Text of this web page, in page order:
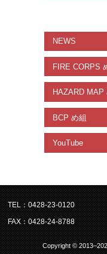
NEWS
FIRE CORPS
HAZARD MAP
BCP め組
YouTube
TEL：0428-23-0120
FAX：0428-24-8788
Copyright ©